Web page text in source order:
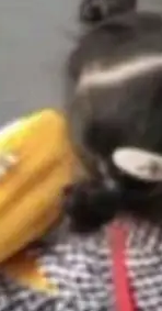
T
一
已
模
AI
据
工
行
D